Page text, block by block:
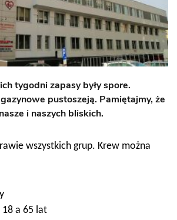
tygodni zapasy były spore.
pustoszeją. Pamiętajmy, że
i naszych bliskich.
wszystkich grup. Krew można
18 a 65 lat